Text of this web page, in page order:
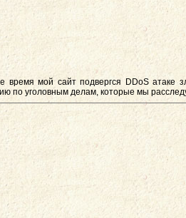
время мой сайт подвергся DDoS атаке
по уголовным делам, которые мы